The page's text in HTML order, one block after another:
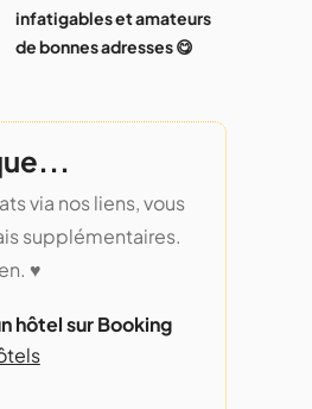
infatigables et amateurs
de bonnes adresses 😋
via nos liens, vous
supplémentaires.
♥️
hôtel sur Booking